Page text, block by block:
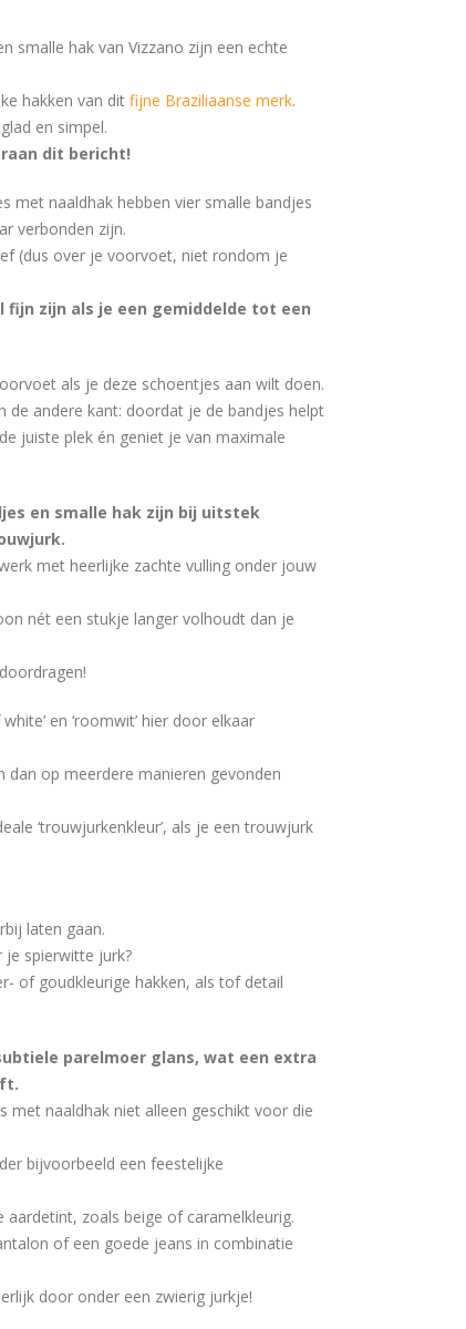
smalle hak van Vizzano zijn een echte
hakken van dit fijne Braziliaanse merk.
en simpel.
dit bericht!
naaldhak hebben vier smalle bandjes
verbonden zijn.
(dus over je voorvoet, niet rondom je
zijn als je een gemiddelde tot een
als je deze schoentjes aan wilt doen.
de andere kant: doordat je de bandjes helpt
juiste plek én geniet je van maximale
en smalle hak zijn bij uitstek
met heerlijke zachte vulling onder jouw
nét een stukje langer volhoudt dan je
en ‘roomwit’ hier door elkaar
op meerdere manieren gevonden
‘trouwjurkenkleur’, als je een trouwjurk
laten gaan.
je spierwitte jurk?
of goudkleurige hakken, als tof detail
parelmoer glans, wat een extra
naaldhak niet alleen geschikt voor die
bijvoorbeeld een feestelijke
zoals beige of caramelkleurig.
of een goede jeans in combinatie
door onder een zwierig jurkje!